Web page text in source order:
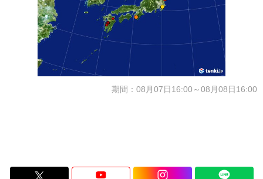
期間：08月07日16:00～08月08日16:00